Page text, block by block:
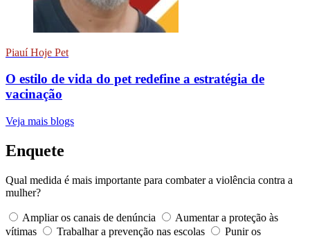
Piauí Hoje Pet
O estilo de vida do pet redefine a estratégia de
vacinação
Veja mais blogs
Enquete
Qual medida é mais importante para combater a violência contra a
mulher?
Ampliar os canais de denúncia
Aumentar a proteção às
vítimas
Trabalhar a prevenção nas escolas
Punir os